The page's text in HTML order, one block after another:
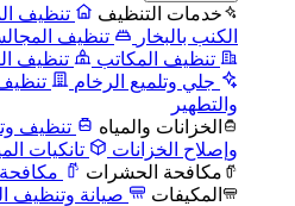
خدمات التنظيف تنظيف
الكنب بالبخار
تنظيف
تنظيف المكاتب
تنظيف
جلي وتلميع الرخام
والتطهير
الخزانات والمياه
تنظيف
وإصلاح الخزانات
تانكيات
مكافحة الحشرات
المكيفات
صيانة وتنظيف